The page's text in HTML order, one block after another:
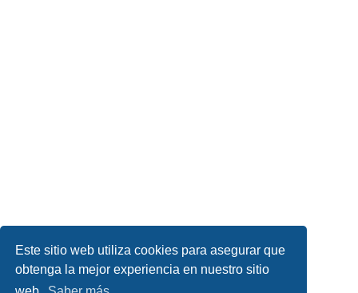
Este sitio web utiliza cookies para asegurar que
obtenga la mejor experiencia en nuestro sitio